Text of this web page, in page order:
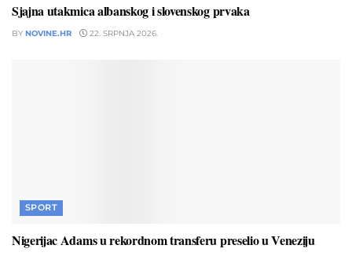
Sjajna utakmica albanskog i slovenskog prvaka
BY NOVINE.HR 22. SRPNJA 2026.
SPORT
Nigerijac Adams u rekordnom transferu preselio u Veneziju